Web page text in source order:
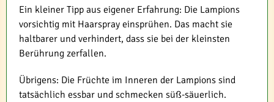
Ein kleiner Tipp aus eigener Erfahrung: Die Lampions
vorsichtig mit Haarspray einsprühen. Das macht sie
haltbarer und verhindert, dass sie bei der kleinsten
Berührung zerfallen.
Übrigens: Die Früchte im Inneren der Lampions sind
tatsächlich essbar und schmecken süß-säuerlich.